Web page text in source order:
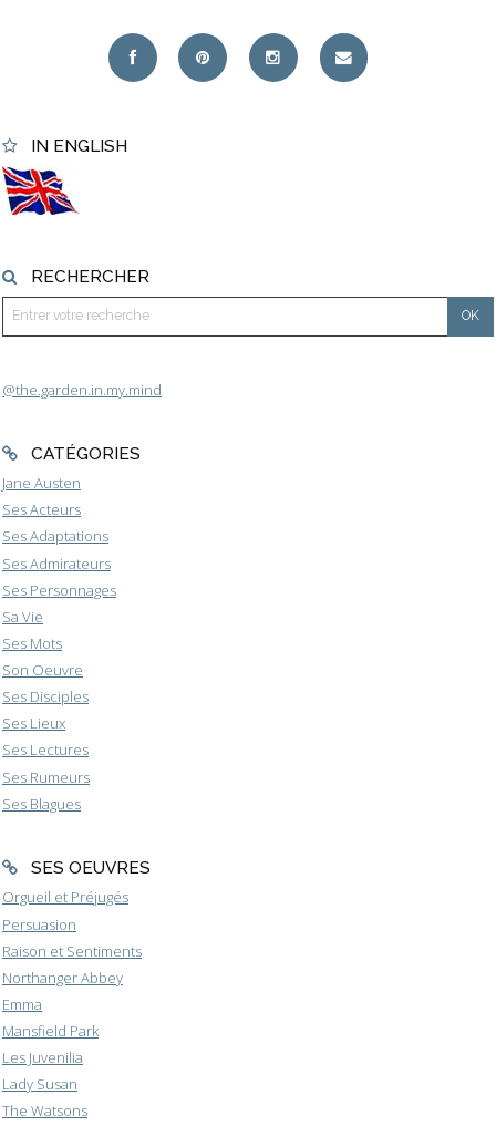
IN ENGLISH
RECHERCHER
@the.garden.in.my.mind
CATÉGORIES
Jane Austen
Ses Acteurs
Ses Adaptations
Ses Admirateurs
Ses Personnages
Sa Vie
Ses Mots
Son Oeuvre
Ses Disciples
Ses Lieux
Ses Lectures
Ses Rumeurs
Ses Blagues
SES OEUVRES
Orgueil et Préjugés
Persuasion
Raison et Sentiments
Northanger Abbey
Emma
Mansfield Park
Les Juvenilia
Lady Susan
The Watsons